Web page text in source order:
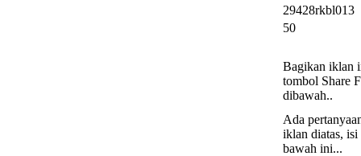
29428rkbl013
50
Bagikan iklan
tombol Share
dibawah..
Ada
iklan diatas, isi
bawah ini...